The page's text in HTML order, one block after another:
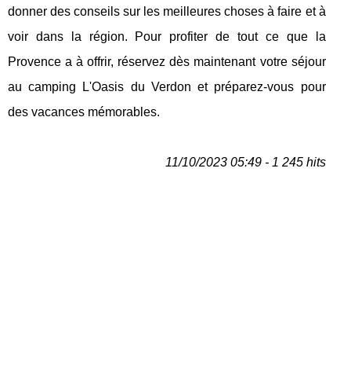
donner des conseils sur les meilleures choses à faire et à
voir dans la région. Pour profiter de tout ce que la
Provence a à offrir, réservez dès maintenant votre séjour
au camping L'Oasis du Verdon et préparez-vous pour
des vacances mémorables.
11/10/2023 05:49 - 1 245 hits